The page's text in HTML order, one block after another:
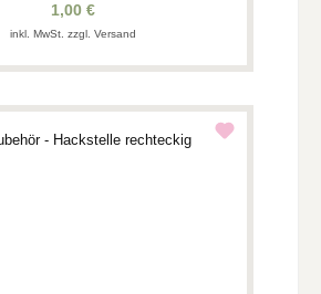
1,00 €
inkl. MwSt. zzgl. Versand